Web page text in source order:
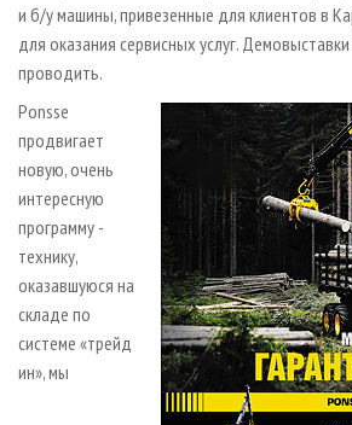
и б/у машины, привезенные для клиентов в
для оказания сервисных услуг.
проводить.
Ponsse
продвигает
новую, очень
интересную
программу -
технику,
оказавшуюся на
складе по
системе «трейд
ин», мы